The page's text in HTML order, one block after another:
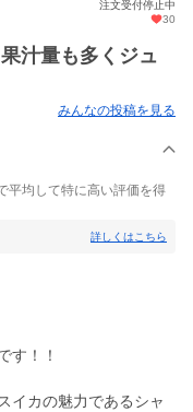
注文受付停止中
30
汁量も多くジュ
みんなの投稿を見る
平均して特に高い評価を得
詳しくはこちら
す！！
イカの魅力であるシャ